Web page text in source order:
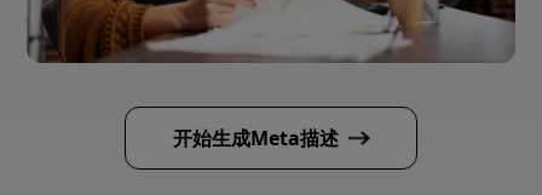
开始生成Meta描述